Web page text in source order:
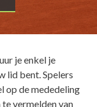
je enkel je
lid bent. Spelers
op de mededeling
vermelden van